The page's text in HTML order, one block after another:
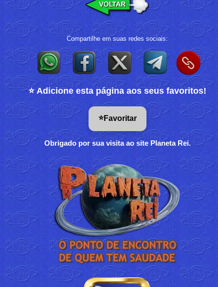
Compartilhe em suas redes sociais:
⭐ Adicione esta página aos seus favoritos!
⭐Favoritar
Obrigado por sua visita ao site Planeta Rei.